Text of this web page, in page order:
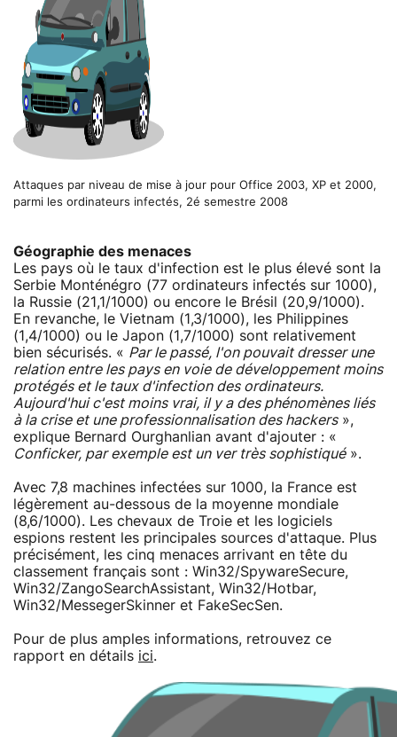
Attaques par niveau de mise à jour pour Office 2003, XP et 2000,
parmi les ordinateurs infectés, 2é semestre 2008
Géographie des menaces
Les pays où le taux d'infection est le plus élevé sont la
Serbie Monténégro (77 ordinateurs infectés sur 1000),
la Russie (21,1/1000) ou encore le Brésil (20,9/1000).
En revanche, le Vietnam (1,3/1000), les Philippines
(1,4/1000) ou le Japon (1,7/1000) sont relativement
bien sécurisés. « Par le passé, l'on pouvait dresser une
relation entre les pays en voie de développement moins
protégés et le taux d'infection des ordinateurs.
Aujourd'hui c'est moins vrai, il y a des phénomènes liés
à la crise et une professionnalisation des hackers»,
explique Bernard Ourghanlian avant d'ajouter : «
Conficker, par exemple est un ver très sophistiqué».
Avec 7,8 machines infectées sur 1000, la France est
légèrement au-dessous de la moyenne mondiale
(8,6/1000). Les chevaux de Troie et les logiciels
espions restent les principales sources d'attaque. Plus
précisément, les cinq menaces arrivant en tête du
classement français sont : Win32/SpywareSecure,
Win32/ZangoSearchAssistant, Win32/Hotbar,
Win32/MessegerSkinner et FakeSecSen.
Pour de plus amples informations, retrouvez ce
rapport en détails ici.